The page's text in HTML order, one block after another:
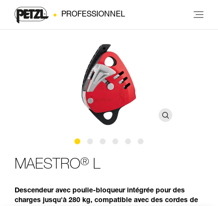
PROFESSIONNEL
MAESTRO® L
Descendeur avec poulie-bloqueur intégrée pour des
charges jusqu'à 280 kg, compatible avec des cordes de